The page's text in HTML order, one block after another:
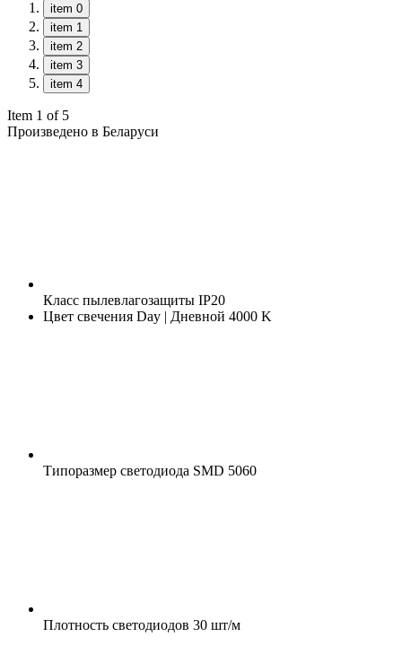
item 0
item 1
item 2
item 3
item 4
Item 1 of 5
Произведено в Беларуси
Класс пылевлагозащиты IP20
Цвет свечения Day | Дневной 4000 K
Типоразмер светодиода SMD 5060
Плотность светодиодов 30 шт/м